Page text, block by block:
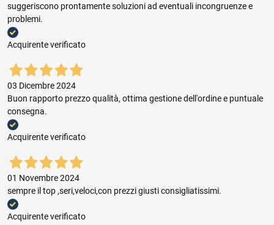
suggeriscono prontamente soluzioni ad eventuali incongruenze e
problemi.
Acquirente verificato
03 Dicembre 2024
Buon rapporto prezzo qualità, ottima gestione dell'ordine e puntuale
consegna.
Acquirente verificato
01 Novembre 2024
sempre il top ,seri,veloci,con prezzi giusti consigliatissimi.
Acquirente verificato